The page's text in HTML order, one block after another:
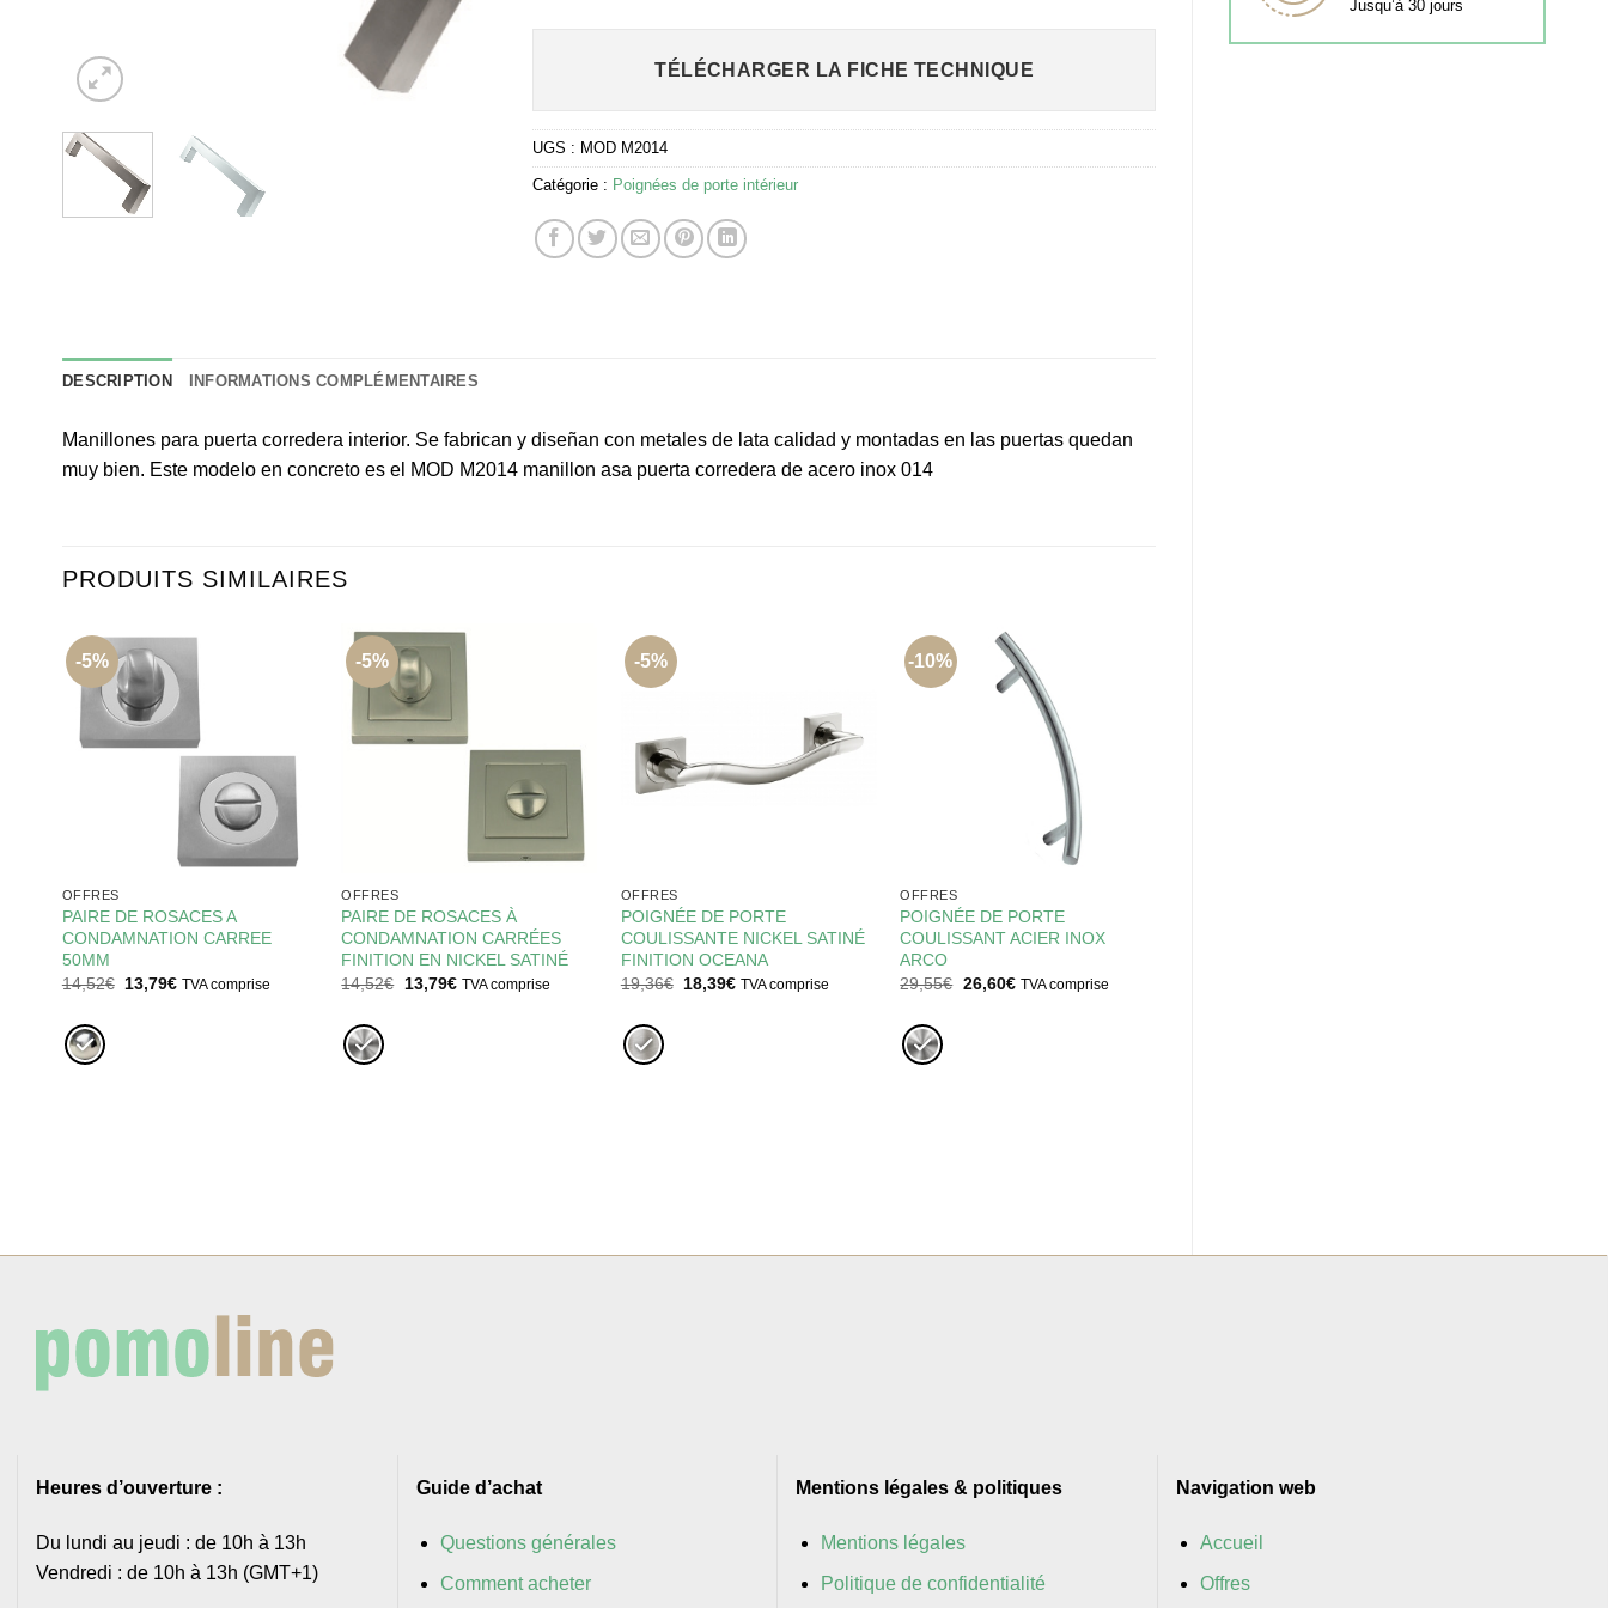
Jusqu’à 30 jours
TÉLÉCHARGER LA FICHE TECHNIQUE
UGS : MOD M2014
Catégorie : Poignées de porte intérieur
DESCRIPTION INFORMATIONS COMPLÉMENTAIRES
Manillones para puerta corredera interior. Se fabrican y diseñan con metales de lata calidad y montadas en las puertas quedan
muy bien. Este modelo en concreto es el MOD M2014 manillon asa puerta corredera de acero inox 014
PRODUITS SIMILAIRES
-5%
OFFRES
PAIRE DE ROSACES A
CONDAMNATION CARREE
50MM
14,52€ Le
13,79€Le
TVA comprise
-5%
OFFRES
PAIRE DE ROSACES À
CONDAMNATION CARRÉES
FINITION EN NICKEL SATINÉ
14,52€
Le
13,79€Le
TVA comprise
-5%
OFFRES
POIGNÉE DE PORTE
COULISSANTE NICKEL SATINÉ
FINITION OCEANA
19,36€ Le
18,39€Le
TVA comprise
-10%
OFFRES
POIGNÉE DE PORTE
COULISSANT ACIER INOX
ARCO
29,55€ Le
26,60€Le
TVA comprise
Heures d’ouverture :
Du lundi au jeudi : de 10h à 13h
Vendredi : de 10h à 13h (GMT+1)
Guide d’achat
Questions générales
Comment acheter
Mentions légales & politiques
Mentions légales
Politique de confidentialité
Navigation web
Accueil
Offres